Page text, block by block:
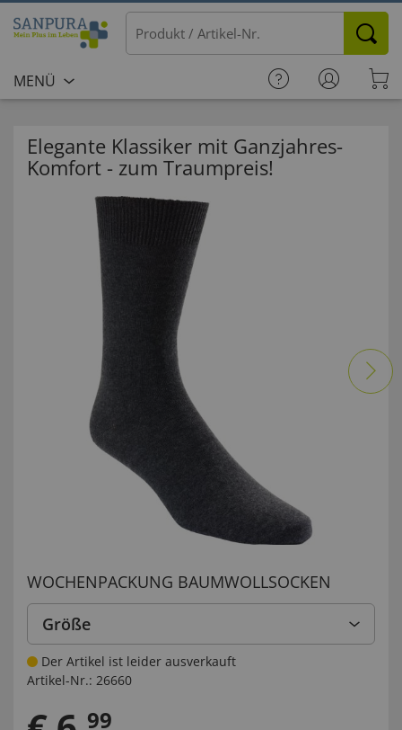
MENÜ
Elegante Klassiker mit Ganzjahres-
Komfort - zum Traumpreis!
WOCHENPACKUNG BAUMWOLLSOCKEN
Größe
Der Artikel ist leider ausverkauft
Artikel-Nr.: 26660
99